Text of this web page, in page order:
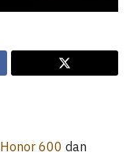
Honor 600 dan